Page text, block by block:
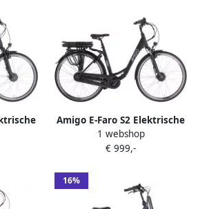
cm
Amigo E-Faro S2 Elektrische
Fiets E-bike 28 Inch 50 cm
Damesfiets 7 Versnellingen
1 webshop
€ 999,-
16%